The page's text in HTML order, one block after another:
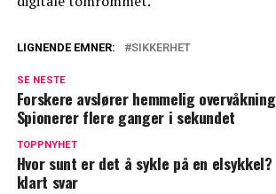
LIGNENDE EMNER: SIKKERHET
SE NESTE
Forskere avslører hemmelig
Spionerer flere ganger i sekundet
TOPPNYHET
Hvor sunt er det å sykle på en
klart svar